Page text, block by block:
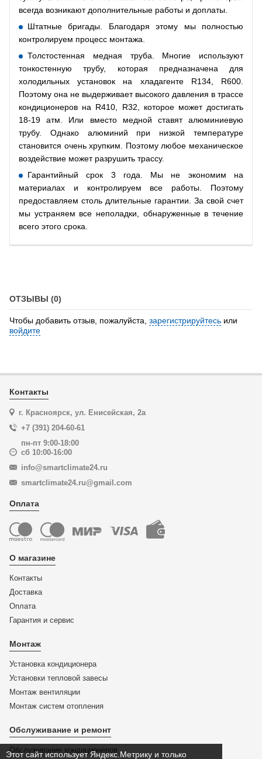
Этот сайт использует Яндекс.Метрику и только
всегда возникают дополнительные работы и доплаты.
Штатные бригады. Благодаря этому мы полностью
контролируем процесс монтажа.
Толстостенная медная труба. Многие используют
тонкостенную трубу, которая предназначена для
холодильных установок на хладагенте R134, R600.
Поэтому она не выдерживает высокого давления в трассе
кондиционеров на R410, R32, которое может достигать
18-19 атм. Или вместо медной ставят алюминиевую
трубу. Однако алюминий при низкой температуре
становится очень хрупким. Поэтому любое механическое
воздействие может разрушить трассу.
Гарантийный срок 3 года. Мы не экономим на
материалах и контролируем все работы. Поэтому
предоставляем столь длительные гарантии. За свой счет
мы устраняем все неполадки, обнаруженные в течение
всего этого срока.
ОТЗЫВЫ (0)
Чтобы добавить отзыв, пожалуйста, зарегистрируйтесь или
войдите
Контакты
г. Красноярск, ул. Енисейская, 2а
+7 (391) 204-60-61
пн-пт 9:00-18:00
сб 10:00-16:00
info@smartclimate24.ru
smartclimate24.ru@gmail.com
Оплата
О магазине
Контакты
Доставка
Оплата
Гарантия и сервис
Монтаж
Установка кондиционера
Установки тепловой завесы
Монтаж вентиляции
Монтаж систем отопления
Обслуживание и ремонт
Обслуживание кондиционеров